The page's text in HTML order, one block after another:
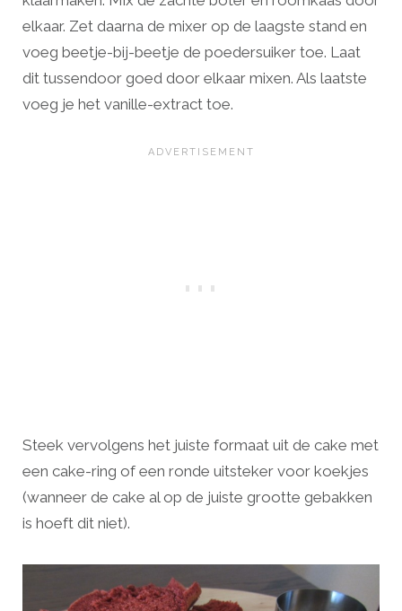
elkaar. Zet daarna de mixer op de laagste stand en
voeg beetje-bij-beetje de poedersuiker toe. Laat
dit tussendoor goed door elkaar mixen. Als laatste
voeg je het vanille-extract toe.
Steek vervolgens het juiste formaat uit de cake met
een cake-ring of een ronde uitsteker voor koekjes
(wanneer de cake al op de juiste grootte gebakken
is hoeft dit niet).